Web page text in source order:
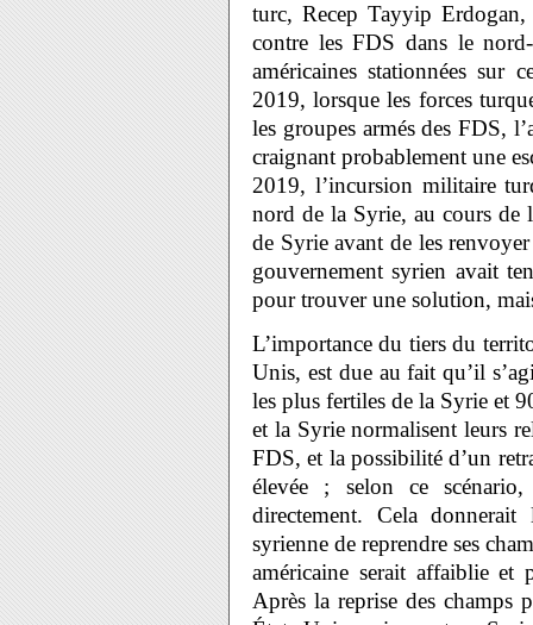
turc, Recep Tayyip
contre les FDS dans le
américaines stationnées
2019, lorsque les forces
les groupes armés des FDS,
craignant probablement une
2019, l’incursion militaire
nord de la Syrie, au cours de
de Syrie avant de les
gouvernement syrien avait
pour trouver une solution,
L’importance du tiers du
Unis, est due au fait qu’il
les plus fertiles de la Syrie et
et la Syrie normalisent leurs
FDS, et la possibilité d’un
élevée ; selon ce
directement. Cela donnerait
syrienne de reprendre ses
américaine serait affaiblie et
Après la reprise des champs